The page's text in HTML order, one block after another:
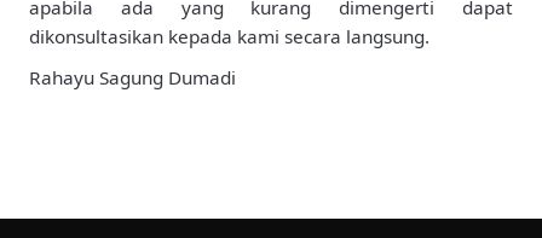
apabila ada yang kurang dimengerti dapat
dikonsultasikan kepada kami secara langsung.
Rahayu Sagung Dumadi